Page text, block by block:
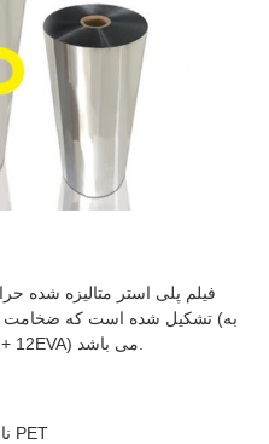
فیلم پلی استر متالیزه شده
نام: فیلمی لامینینگ حرارتی فلزی PET